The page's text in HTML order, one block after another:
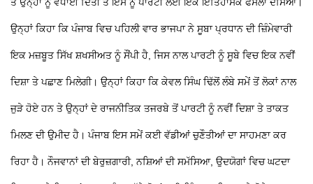
ਉਨ੍ਹਾਂ ਕਿਹਾ ਕਿ ਪੰਜਾਬ ਵਿਚ ਪਹਿਲੀ ਵਾਰ ਭਾਜਪਾ ਨੇ ਸੂਬਾ ਪ੍ਰਧਾਨ ਦੀ ਜ਼ਿੰਮੇਵਾਰੀ
ਇਕ ਮਜ਼ਬੂਤ ਸਿੱਖ ਸ਼ਖਸੀਅਤ ਨੂੰ ਸੌਂਪੀ ਹੈ, ਜਿਸ ਨਾਲ ਪਾਰਟੀ ਨੂੰ ਸੂਬੇ ਵਿਚ ਇਕ ਨਵੀਂ
ਦਿਸ਼ਾ ਤੇ ਪਛਾਣ ਮਿਲੇਗੀ। ਉਨ੍ਹਾਂ ਕਿਹਾ ਕਿ ਕੇਵਲ ਸਿੰਘ ਢਿੱਲੋਂ ਲੰਬੇ ਸਮੇਂ ਤੋਂ ਲੋਕਾਂ ਨਾਲ
ਜੁੜੇ ਹੋਏ ਹਨ ਤੇ ਉਨ੍ਹਾਂ ਦੇ ਰਾਜਨੀਤਿਕ ਤਜਰਬੇ ਤੋਂ ਪਾਰਟੀ ਨੂੰ ਨਵੀਂ ਦਿਸ਼ਾ ਤੇ ਤਾਕਤ
ਮਿਲਣ ਦੀ ਉਮੀਦ ਹੈ। ਪੰਜਾਬ ਇਸ ਸਮੇਂ ਕਈ ਵੱਡੀਆਂ ਚੁਣੌਤੀਆਂ ਦਾ ਸਾਹਮਣਾ ਕਰ
ਰਿਹਾ ਹੈ। ਨੌਜਵਾਨਾਂ ਦੀ ਬੇਰੁਜ਼ਗਾਰੀ, ਨਸ਼ਿਆਂ ਦੀ ਸਮੱਸਿਆ, ਉਦਯੋਗਾਂ ਵਿਚ ਘਟਦਾ